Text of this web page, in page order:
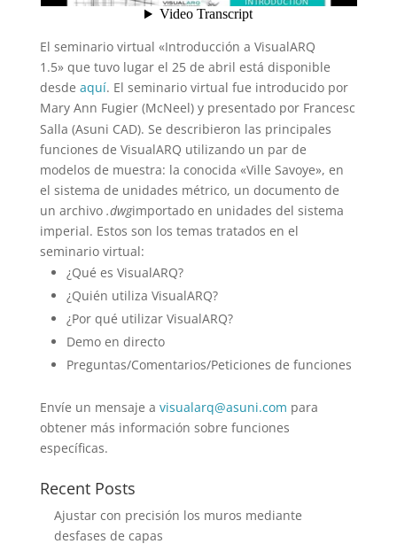
El seminario virtual «Introducción a VisualARQ
1.5» que tuvo lugar el 25 de abril está disponible
desde aquí. El seminario virtual fue introducido por
Mary Ann Fugier (McNeel) y presentado por Francesc
Salla (Asuni CAD). Se describieron las principales
funciones de VisualARQ utilizando un par de
modelos de muestra: la conocida «Ville Savoye», en
el sistema de unidades métrico, un documento de
un archivo .dwgimportado en unidades del sistema
imperial. Estos son los temas tratados en el
seminario virtual:
¿Qué es VisualARQ?
¿Quién utiliza VisualARQ?
¿Por qué utilizar VisualARQ?
Demo en directo
Preguntas/Comentarios/Peticiones de funciones
Envíe un mensaje a visualarq@asuni.com para
obtener más información sobre funciones
específicas.
Recent Posts
Ajustar con precisión los muros mediante
desfases de capas